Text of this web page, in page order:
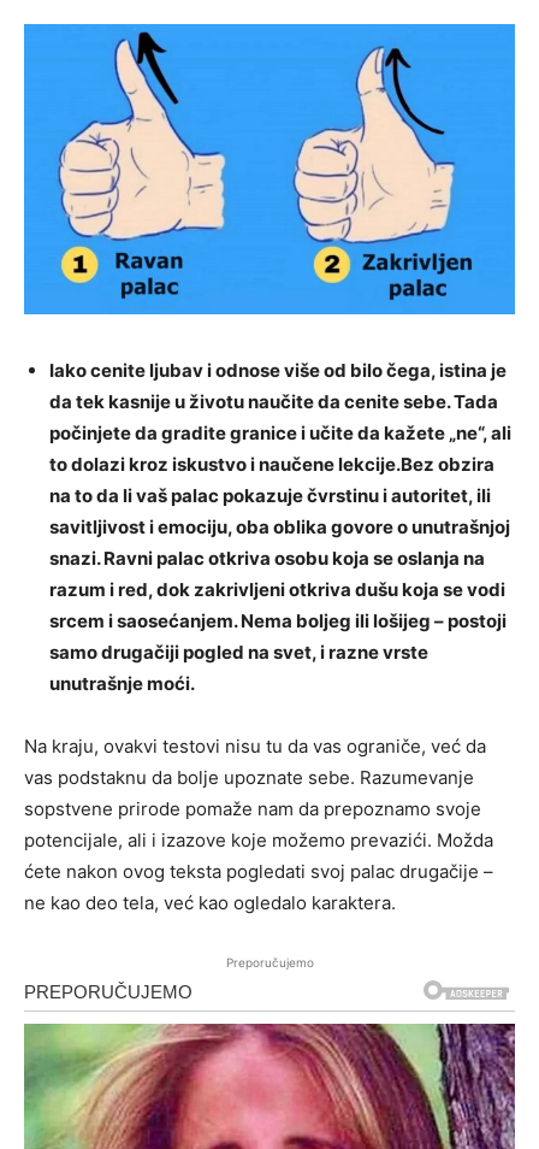
Iako cenite ljubav i odnose više od bilo čega, istina je
da tek kasnije u životu naučite da cenite sebe. Tada
počinjete da gradite granice i učite da kažete „ne“, ali
to dolazi kroz iskustvo i naučene lekcije.Bez obzira
na to da li vaš palac pokazuje čvrstinu i autoritet, ili
savitljivost i emociju, oba oblika govore o unutrašnjoj
snazi. Ravni palac otkriva osobu koja se oslanja na
razum i red, dok zakrivljeni otkriva dušu koja se vodi
srcem i saosećanjem. Nema boljeg ili lošijeg – postoji
samo drugačiji pogled na svet, i razne vrste
unutrašnje moći.
Na kraju, ovakvi testovi nisu tu da vas ograniče, već da
vas podstaknu da bolje upoznate sebe. Razumevanje
sopstvene prirode pomaže nam da prepoznamo svoje
potencijale, ali i izazove koje možemo prevazići. Možda
ćete nakon ovog teksta pogledati svoj palac drugačije –
ne kao deo tela, već kao ogledalo karaktera.
Preporučujemo